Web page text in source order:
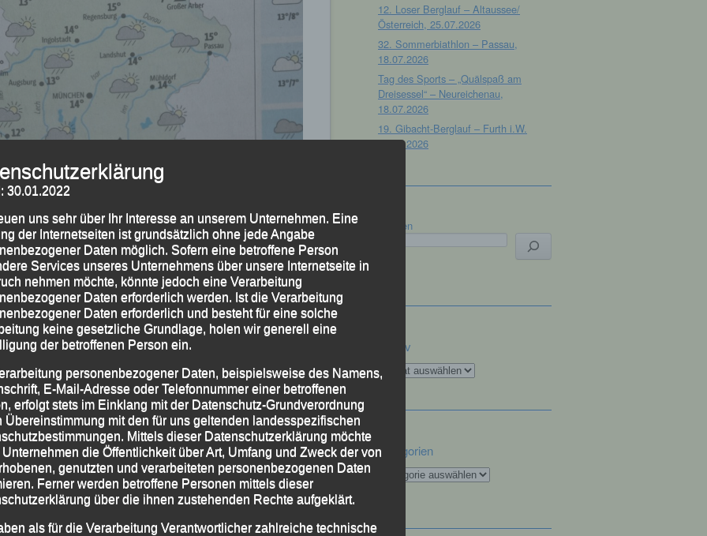
sich am Veranstaltungstag zuerst auf die
3 Striche , die Regen bedeutet hätten,
der ganzen Veranstaltung blieb es trocken. Die
Zwölf Grad waren mit entsprechender Kleidung
12. Loser Berglauf – Altaussee/
Österreich, 25.07.2026
32. Sommerbiathlon – Passau,
18.07.2026
Tag des Sports – „Quälspaß am
Dreisessel“ – Neureichenau,
18.07.2026
19. Gibacht-Berglauf – Furth i.W.
12.07.2026
Suchen
Archiv
Archiv
Kategorien
Kategorien
30.01.2022
uns sehr über Ihr Interesse an unserem Unternehmen. Eine
der Internetseiten ist grundsätzlich ohne jede Angabe
Daten möglich. Sofern eine betroffene Person
Services unseres Unternehmens über unsere Internetseite in
nehmen möchte, könnte jedoch eine Verarbeitung
Daten erforderlich werden. Ist die Verarbeitung
Daten erforderlich und besteht für eine solche
keine gesetzliche Grundlage, holen wir generell eine
der betroffenen Person ein.
personenbezogener Daten, beispielsweise des Namens,
E-Mail-Adresse oder Telefonnummer einer betroffenen
erfolgt stets im Einklang mit der Datenschutz-Grundverordnung
Übereinstimmung mit den für uns geltenden landesspezifischen
Mittels dieser Datenschutzerklärung möchte
Unternehmen die Öffentlichkeit über Art, Umfang und Zweck der von
genutzten und verarbeiteten personenbezogenen Daten
Ferner werden betroffene Personen mittels dieser
über die ihnen zustehenden Rechte aufgeklärt.
als für die Verarbeitung Verantwortlicher zahlreiche technische